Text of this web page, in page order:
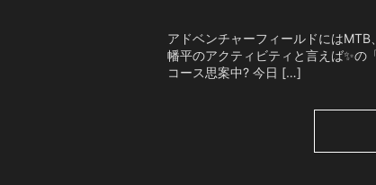
アドベンチャーフィールドには
幡平のアクティビティと言えば✨の
コース思案中? 今日 […]